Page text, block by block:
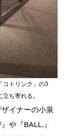
コトリンク」の3
ち寄れる。
イナーの小泉
や『BALL.』